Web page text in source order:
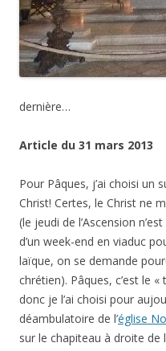
dernière…
Article du 31 mars 2013
Pour Pâques, j’ai choisi un
Christ! Certes, le Christ ne
(le jeudi de l’Ascension
d’un week-end en viaduc
laïque, on se demande
chrétien). Pâques, c’est le
donc je l’ai choisi pour
déambulatoire de l’église
sur le chapiteau à droite de